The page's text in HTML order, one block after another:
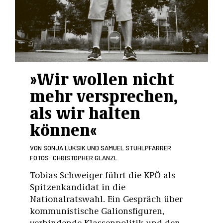
»Wir wollen nicht
mehr versprechen,
als wir halten
können«
VON SONJA LUKSIK UND SAMUEL STUHLPFARRER
FOTOS: CHRISTOPHER GLANZL
Tobias Schweiger führt die KPÖ als
Spitzenkandidat in die
Nationalratswahl. Ein Gespräch über
kommunistische Galionsfiguren,